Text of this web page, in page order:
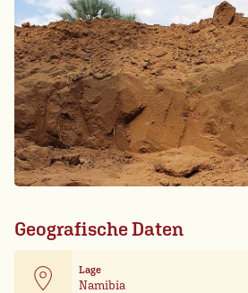
Geografische Daten
Lage
Namibia